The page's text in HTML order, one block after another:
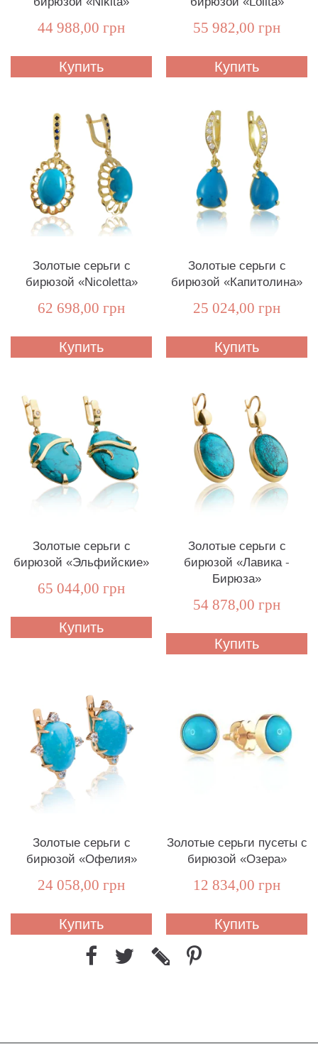
44 988,00 грн
Купить
55 982,00 грн
Купить
Золотые серьги с
бирюзой «Nicoletta»
62 698,00 грн
Купить
Золотые серьги с
бирюзой «Капитолина»
25 024,00 грн
Купить
Золотые серьги с
бирюзой «Эльфийские»
65 044,00 грн
Купить
Золотые серьги с
бирюзой «Лавика -
Бирюза»
54 878,00 грн
Купить
Золотые серьги с
бирюзой «Офелия»
24 058,00 грн
Купить
Золотые серьги пусеты с
бирюзой «Озера»
12 834,00 грн
Купить